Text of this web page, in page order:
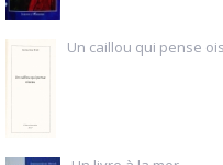
Un caillou qui pense